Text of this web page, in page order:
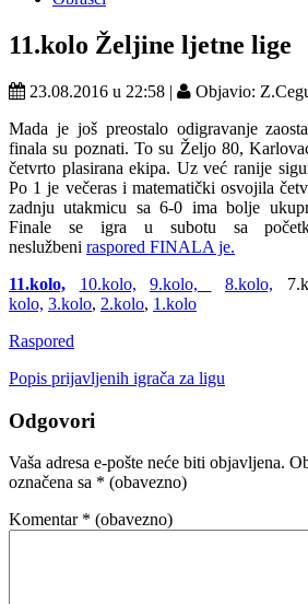
11.kolo Željine ljetne lige
23.08.2016 u 22:58 | Objavio:
Mada je još preostalo odigravanje
finala su poznati. To su Željo 80,
četvrto plasirana ekipa. Uz već ranije
Po 1 je večeras i matematički osvojila
zadnju utakmicu sa 6-0 ima bolje
Finale se igra u subotu sa
neslužbeni raspored FINALA je.
11.kolo,
10.kolo, 9.kolo, 8.kolo,
kolo, 3.kolo, 2.kolo, 1.kolo
Raspored
Popis prijavljenih igrača za ligu
Odgovori
Vaša adresa e-pošte neće biti objavljena.
označena sa * (obavezno)
Komentar * (obavezno)